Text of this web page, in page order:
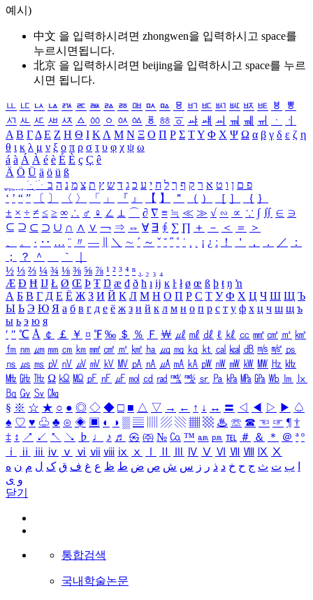
예시)
中文 을 입력하시려면 zhongwen을 입력하시고 space를
누르시면됩니다.
北京 을 입력하시려면 beijing을 입력하시고 space를 누르
시면 됩니다.
ㅥ ㅦ ㅧ ㅨ ㅩ ㅪ ㅫ ㅬ ㅭ ㅮ ㅯ ㅰ ㅱ ㅲ ㅳ ㅴ ㅵ ㅶ ㅷ ㅸ
ㅹ
ㅺ ㅻ ㅼ ㅽ ㅾ ㅿ ㆀ ㆁ ㆂ ㆃ ㆄ ㆅ ㆆ ㆇ ㆈ ㆉ ㆊ ㆋ ㆌ ㆍ
ㆎ
Α Β ΓΔ Ε Ζ Η Θ Ι ΚΛ Μ Ν Ξ Ο Π Ρ Σ ΤΥ Φ Χ Ψ Ω α β γ δ ε ζ η
θ ι κ λ μ ν ξ ο π ρ σ τ υ φ χ ψ ω
á à Á À é è É È ç Ç ê
Ä Ö Ü ä ö ü ß
ִֶֹ ֻּ ׁׂ פ ם ן ו ט א ר ק ף ך ל ח י ע כ ג ד ש ץ ת צ מ נ ה ב
‘ ’ “ ” 〔 〕 〈 〉 「 」 『 』 【 】 ＂ （ ） ［ ］ ｛ ｝
± × ÷ ≠ ≤ ≥ ∞ ∴ ♂ ♀ ∠ ⊥ ⌒ ∂ ∇ ≡ ≒ ≪ ≫ √ ∽ ∝ ∵ ∫ ∬ ∈ ∋
⊆ ⊇ ⊂ ⊃ ∪ ∩ ∧ ∨ ￢ ⇒ ⇔ ∀ ∃ ∮ ∑ ∏ ＋ － ＜ ＝
＞
、
。 · ‥ … ¨ 〃 ― ＼ ∼ ´ ～ ˇ ˘ ˝ ˚ ˙ ¸ ¡ ¿ ː ！ ＇ ， ． ／
：
；
？ ＾ ｀
½ ⅓ ⅔ ¼ ¾ ⅛ ⅜ ⅝ ⅞ ¹ ² ³ ⁴ ⁿ ₁ ₂ ₃ ₄
Æ Ð Ħ Ĳ Ł Ø Œ Þ Ŧ Ŋ æ đ ð ħ ı ĳ ĸ ŀ ł ø œ ß þ ŧ ŋ ŉ
А Б В Г Д Е Ё Ж З И Й К Л М Н О П Р С Т У Ф Х Ц Ч Ш Щ Ъ
Ы Ь Э Ю Я а б в г д е ё ж з и й к л м н о п р с т у ф х ц ч ш щ ъ
ы ь э ю я
′ ″ ℃ Å ￠ ￡ ￥ ¤ ℉ ‰ ＄ ％ Ｆ ￦ ㎕ ㎖ ㎗ ℓ ㎘ ㏄ ㎣ ㎤ ㎥ ㎦
㎙ ㎚ ㎛ ㎜ ㎝ ㎞ ㎟ ㎠ ㎡ ㎢ ㏊ ㎍ ㎎ ㎏ ㏏ ㎈ ㎉ ㏈ ㎧ ㎨ ㎰
㎱ ㎲ ㎳ ㎴ ㎵ ㎶ ㎷ ㎸ ㎹ ㎀ ㎁ ㎂ ㎃ ㎄ ㎺ ㎻ ㎽ ㎾ ㎿ ㎐ ㎑
㎒ ㎓ ㎔ Ω ㏀ ㏁ ㎊ ㎋ ㎌ ㏖ ㏅ ㎭ ㎮ ㎯ ㏛ ㎩ ㎪ ㎫ ㎬ ㏝ ㏐
㏓
㏃ ㏉ ㏜ ㏆
§ ※ ☆ ★ ○ ● ◎ ◇ ◆ □ ■ △ ▽ → ← ↑ ↓ ↔ 〓 ◁ ◀ ▷ ▶ ♤
♠ ♡ ♥ ♧ ♣ ⊙ ◈ ▣ ◐ ◑ ▒ ▤ ▨ ▧ ▦ ▩ ♨ ☏ ☎ ☜ ☞ ¶ †
‡ ↕ ↗ ↙ ↖ ↘ ♭ ♩ ♪ ♬ ㉿ ㈜ № ㏇ ™ ㏂ ㏘ ℡ ＃ ＆ ＊ ＠ ª º
ⅰ
ⅱ ⅲ ⅳ ⅴ ⅵ ⅶ ⅷ ⅸ ⅹ Ⅳ Ⅴ Ⅵ Ⅶ Ⅷ Ⅸ Ⅹ
ب ت ث ج ح خ د ذ ر ز س ش ص ض ط ظ ع غ ف ق ک ل م ن ه
و ی
닫기
통합검색
국내학술논문